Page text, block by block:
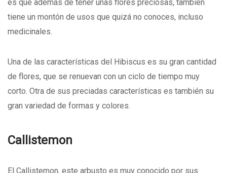
es que además de tener unas flores preciosas, también
tiene un montón de usos que quizá no conoces, incluso
medicinales.
Una de las características del Hibiscus es su gran cantidad
de flores, que se renuevan con un ciclo de tiempo muy
corto. Otra de sus preciadas características es también su
gran variedad de formas y colores.
Callistemon
El Callistemon, este arbusto es muy conocido por sus